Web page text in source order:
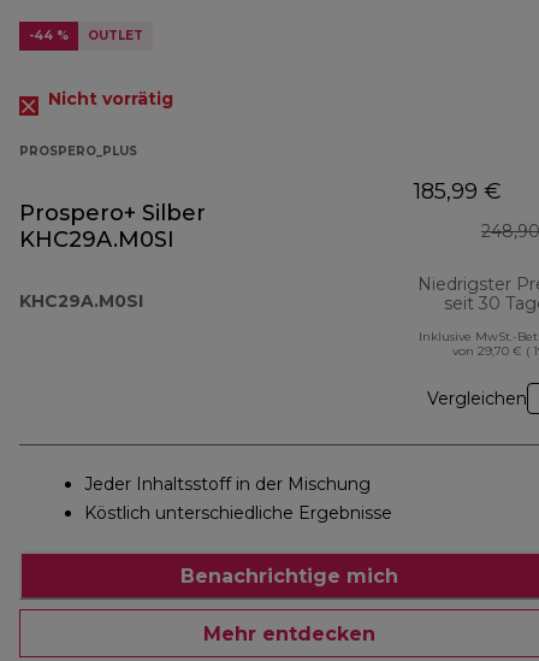
-44 % OUTLET
Nicht vorrätig
PROSPERO_PLUS
Prospero+ Silber
KHC29A.M0SI
KHC29A.M0SI
185,99 €
Niedrigster
seit 30
Inklusive MwSt.-
von 29,70 € (
Vergleichen
Jeder Inhaltsstoff in der Mischung
Köstlich unterschiedliche Ergebnisse
Benachrichtige mich
Mehr entdecken